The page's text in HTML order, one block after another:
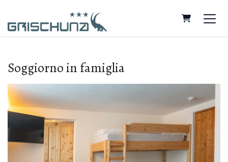
Carrello
Soggiorno in famiglia